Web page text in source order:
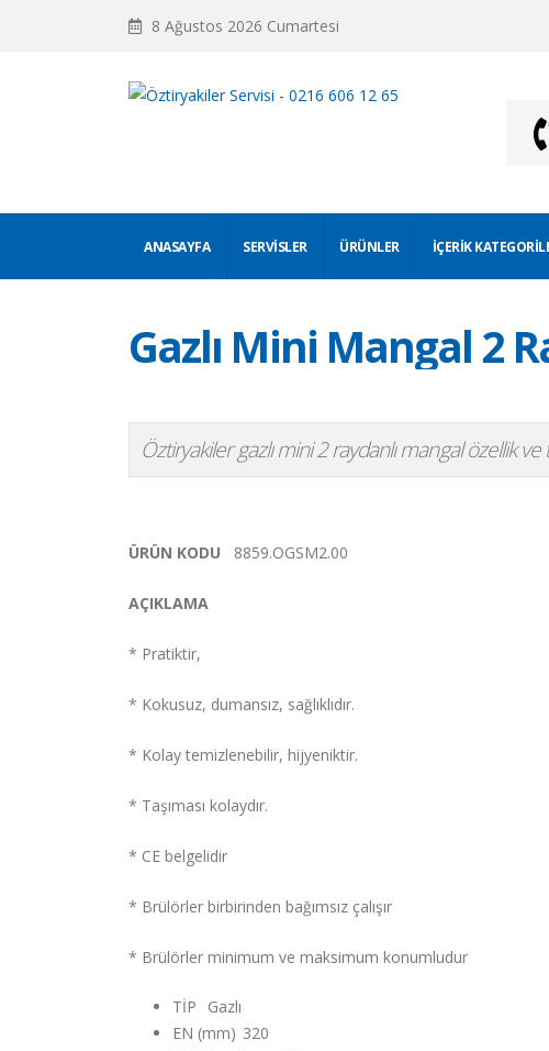
8 Ağustos 2026 Cumartesi
ANASAYFA SERVISLER ÜRÜNLER İÇERIK
Gazlı Mini Mangal 2
Öztiryakiler gazlı mini 2 raydanlı mangal özellik
ÜRÜN KODU 8859.OGSM2.00
AÇIKLAMA
* Pratiktir,
* Kokusuz, dumansız, sağlıklıdır.
* Kolay temizlenebilir, hijyeniktir.
* Taşıması kolaydır.
* CE belgelidir
* Brülörler birbirinden bağımsız çalışır
* Brülörler minimum ve maksimum konumludur
TİP
Gazlı
EN (mm) 320